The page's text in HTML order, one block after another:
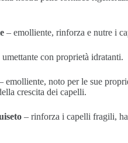
– emolliente, rinforza e nutre i
umettante con proprietà idratanti.
emolliente, noto per le sue
crescita dei capelli.
– rinforza i capelli fragili,